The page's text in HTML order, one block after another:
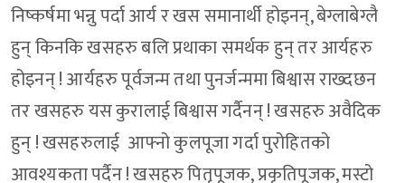
निष्कर्षमा भन्नु पर्दा आर्य र खस समानार्थी होइनन्, बेग्लाबेग्लै
हुन् किनकि खसहरु बलि प्रथाका समर्थक हुन् तर आर्यहरु
होइनन् ! आर्यहरु पूर्वजन्म तथा पुनर्जन्ममा बिश्वास राख्दछन
तर खसहरु यस कुरालाई बिश्वास गर्दैनन् ! खसहरु अवैदिक
हुन् ! खसहरुलाई आफ्नो कुलपूजा गर्दा पुरोहितको
आवश्यकता पर्दैन ! खसहरु पितृपूजक, प्रकृतिपूजक, मस्टो